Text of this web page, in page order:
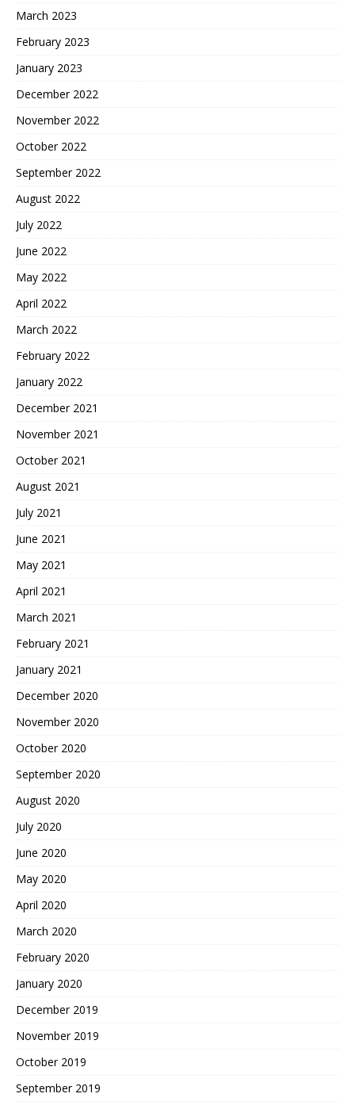
March 2023
February 2023
January 2023
December 2022
November 2022
October 2022
September 2022
August 2022
July 2022
June 2022
May 2022
April 2022
March 2022
February 2022
January 2022
December 2021
November 2021
October 2021
August 2021
July 2021
June 2021
May 2021
April 2021
March 2021
February 2021
January 2021
December 2020
November 2020
October 2020
September 2020
August 2020
July 2020
June 2020
May 2020
April 2020
March 2020
February 2020
January 2020
December 2019
November 2019
October 2019
September 2019